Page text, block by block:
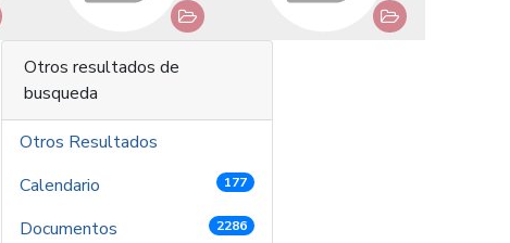
Otros resultados de
busqueda
Otros Resultados
Calendario
177
Documentos 2286